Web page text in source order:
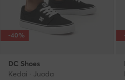
-40%
DC Shoes
Kedai · Juoda